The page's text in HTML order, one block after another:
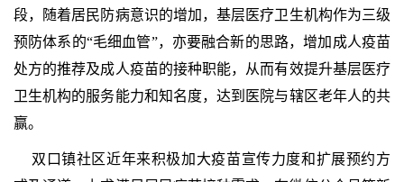
段，随着居民防病意识的增加，基层医疗卫生机构作为三级
预防体系的“毛细血管”，亦要融合新的思路，增加成人疫苗
处方的推荐及成人疫苗的接种职能，从而有效提升基层医疗
卫生机构的服务能力和知名度，达到医院与辖区老年人的共
赢。
双口镇社区近年来积极加大疫苗宣传力度和扩展预约方